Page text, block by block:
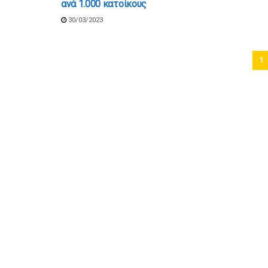
ανά 1.000 κατοίκους
30/03/2023
1